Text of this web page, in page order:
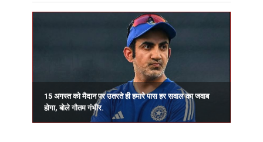
15 अगस्त को मैदान पर उतरते ही हमारे पास हर सवाल का जवाब
होगा, बोले गौतम गंभीर.